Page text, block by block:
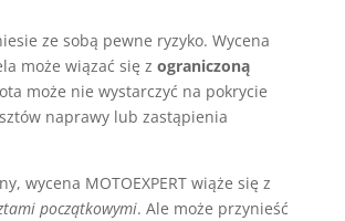
ze sobą pewne ryzyko. Wycena
może wiązać się z ograniczoną
może nie wystarczyć na pokrycie
naprawy lub zastąpienia
wycena MOTOEXPERT wiąże się z
początkowymi. Ale może przynieść